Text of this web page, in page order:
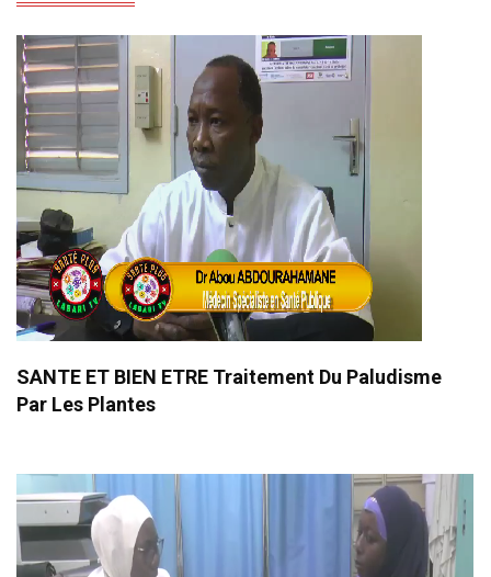
SANTE ET BIEN ETRE Traitement Du Paludisme
Par Les Plantes